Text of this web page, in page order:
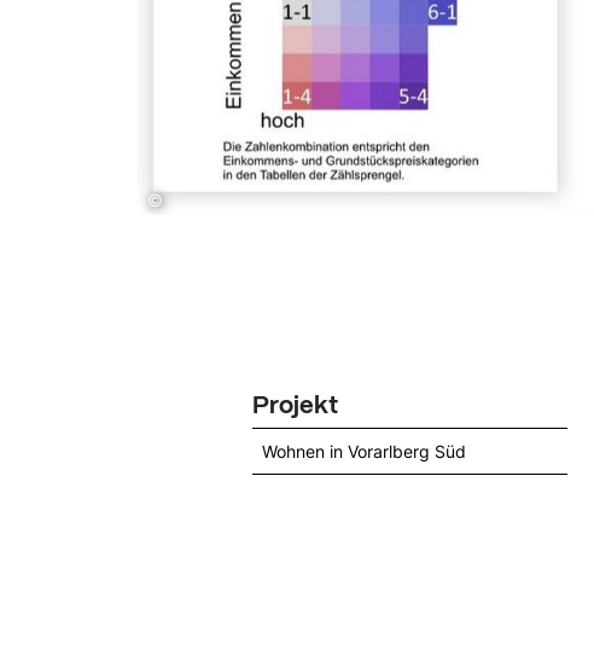
©
Projekt
Wohnen in Vorarlberg Süd